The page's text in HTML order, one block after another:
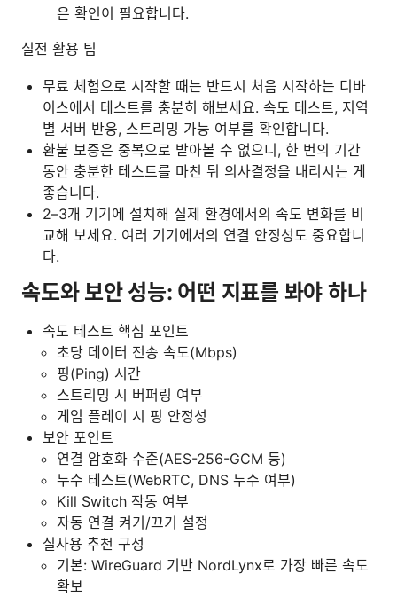
은 확인이 필요합니다.
실전 활용 팁
무료 체험으로 시작할 때는 반드시 처음 시작하는 디바
이스에서 테스트를 충분히 해보세요. 속도 테스트, 지역
별 서버 반응, 스트리밍 가능 여부를 확인합니다.
환불 보증은 중복으로 받아볼 수 없으니, 한 번의 기간
동안 충분한 테스트를 마친 뒤 의사결정을 내리시는 게
좋습니다.
2–3개 기기에 설치해 실제 환경에서의 속도 변화를 비
교해 보세요. 여러 기기에서의 연결 안정성도 중요합니
다.
속도와 보안 성능: 어떤 지표를 봐야 하나
속도 테스트 핵심 포인트
초당 데이터 전송 속도(Mbps)
핑(Ping) 시간
스트리밍 시 버퍼링 여부
게임 플레이 시 핑 안정성
보안 포인트
연결 암호화 수준(AES-256-GCM 등)
누수 테스트(WebRTC, DNS 누수 여부)
Kill Switch 작동 여부
자동 연결 켜기/끄기 설정
실사용 추천 구성
기본: WireGuard 기반 NordLynx로 가장 빠른 속도
확보